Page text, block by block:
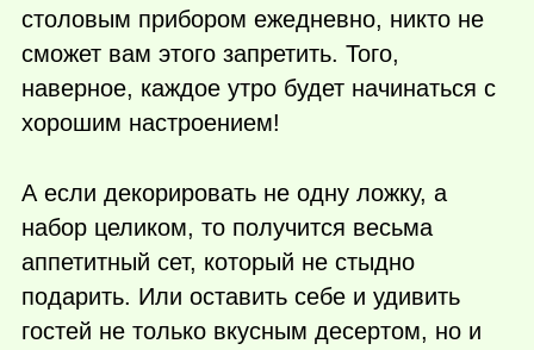
столовым прибором ежедневно, никто не
сможет вам этого запретить. Того,
наверное, каждое утро будет начинаться с
хорошим настроением!
А если декорировать не одну ложку, а
набор целиком, то получится весьма
аппетитный сет, который не стыдно
подарить. Или оставить себе и удивить
гостей не только вкусным десертом, но и